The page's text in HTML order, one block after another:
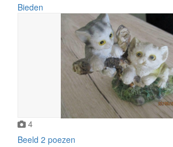
Bieden
4
Beeld 2 poezen